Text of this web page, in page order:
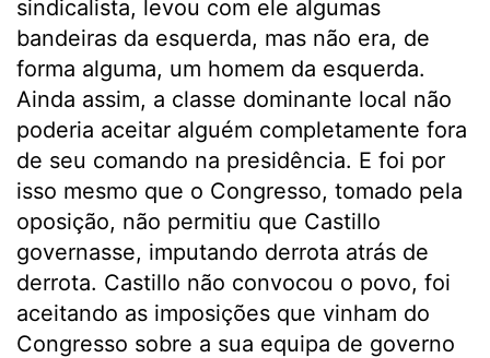
sindicalista, levou com ele algumas
bandeiras da esquerda, mas não era, de
forma alguma, um homem da esquerda.
Ainda assim, a classe dominante local não
poderia aceitar alguém completamente fora
de seu comando na presidência. E foi por
isso mesmo que o Congresso, tomado pela
oposição, não permitiu que Castillo
governasse, imputando derrota atrás de
derrota. Castillo não convocou o povo, foi
aceitando as imposições que vinham do
Congresso sobre a sua equipa de governo